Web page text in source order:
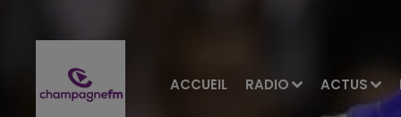
ACCUEIL RADIO ACTUS